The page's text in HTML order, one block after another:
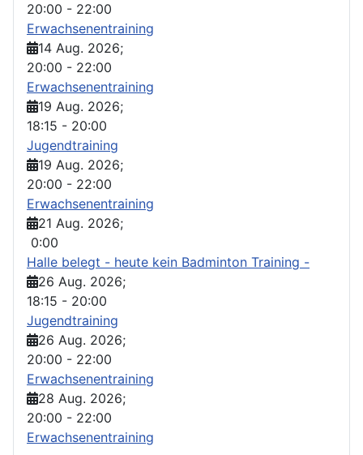
20:00 - 22:00
Erwachsenentraining
14 Aug. 2026;
20:00 - 22:00
Erwachsenentraining
19 Aug. 2026;
18:15 - 20:00
Jugendtraining
19 Aug. 2026;
20:00 - 22:00
Erwachsenentraining
21 Aug. 2026;
0:00
Halle belegt - heute kein Badminton Training -
26 Aug. 2026;
18:15 - 20:00
Jugendtraining
26 Aug. 2026;
20:00 - 22:00
Erwachsenentraining
28 Aug. 2026;
20:00 - 22:00
Erwachsenentraining